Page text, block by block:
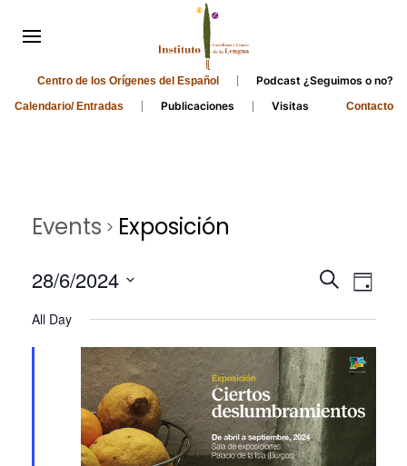
Centro de los Orígenes del Español Podcast ¿Seguimos o no?
Calendario/ Entradas Publicaciones Visitas Contacto
Events Exposición
Events
and
Views
Search
Day
28/6/2024
date.
All Day